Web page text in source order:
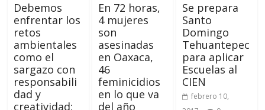
Debemos
enfrentar los
retos
ambientales
como el
sargazo con
responsabili
dad y
creatividad:
En 72 horas,
4 mujeres
son
asesinadas
en Oaxaca,
46
feminicidios
en lo que va
del año
Se prepara
Santo
Domingo
Tehuantepec
para aplicar
Escuelas al
CIEN
febrero 10,